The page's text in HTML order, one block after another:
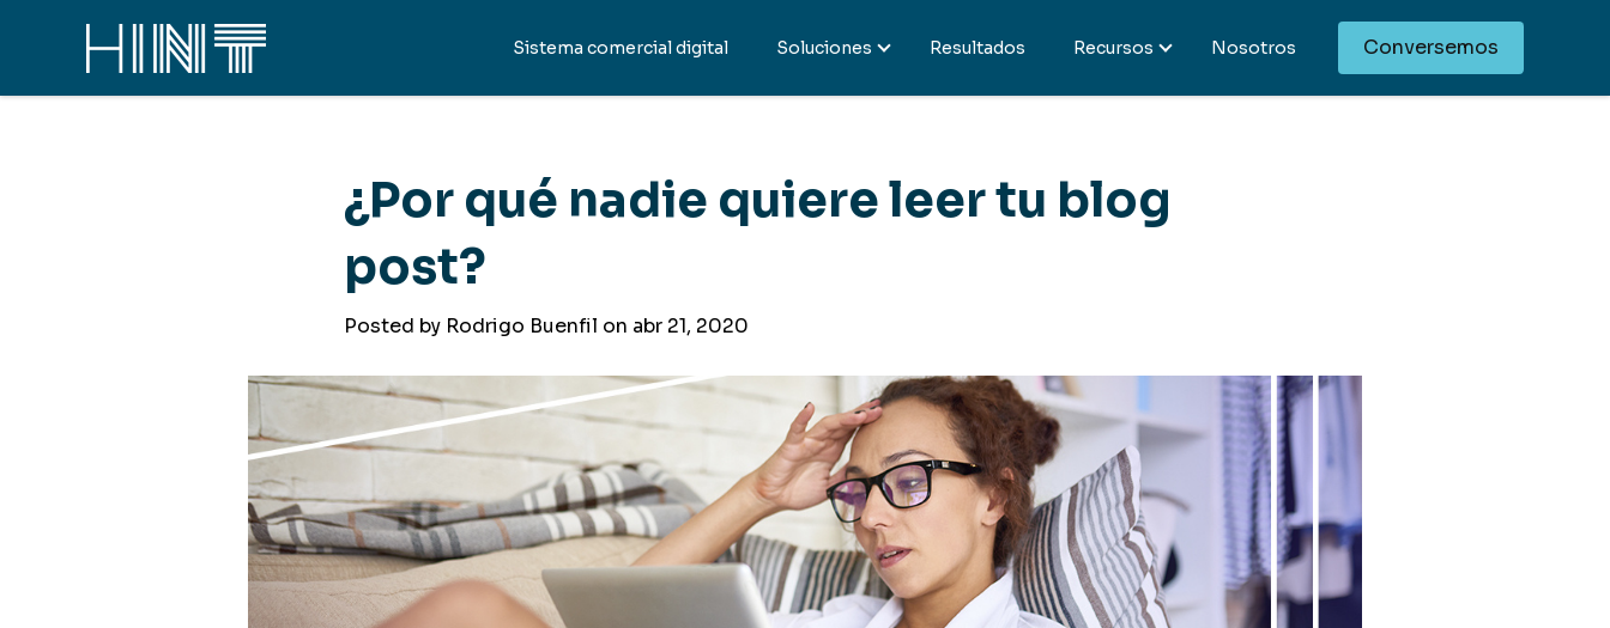
Sistema comercial digital Soluciones Resultados Recursos Nosotros Conversemos
¿Por qué nadie quiere leer tu blog
post?
Posted by Rodrigo Buenfil on abr 21, 2020